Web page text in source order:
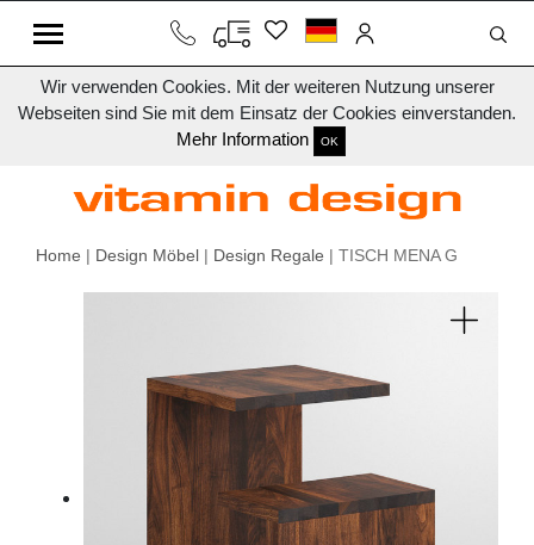
Wir verwenden Cookies. Mit der weiteren Nutzung unserer
Webseiten sind Sie mit dem Einsatz der Cookies einverstanden.
Mehr Information
OK
Home | Design Möbel | Design Regale | TISCH MENA G